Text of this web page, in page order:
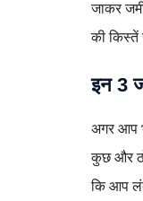
जाकर
की किस्तें
इन 3
अगर आप
कुछ और
कि आप